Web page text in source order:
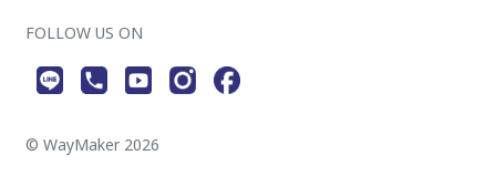
FOLLOW US ON
© WayMaker 2026